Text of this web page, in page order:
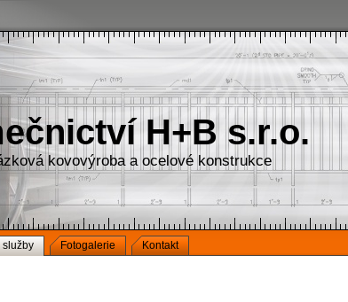
H+B s.r.o.
kovovýroba a ocelové konstrukce
služby Fotogalerie Kontakt